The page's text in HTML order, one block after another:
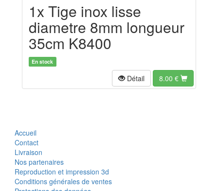
1x Tige inox lisse
diametre 8mm longueur
35cm K8400
En stock
Détail 8.00 €
Accueil
Contact
Livraison
Nos partenaires
Reproduction et impression 3d
Conditions générales de ventes